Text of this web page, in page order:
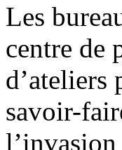
Les
centre de
d’ateliers
savoir-